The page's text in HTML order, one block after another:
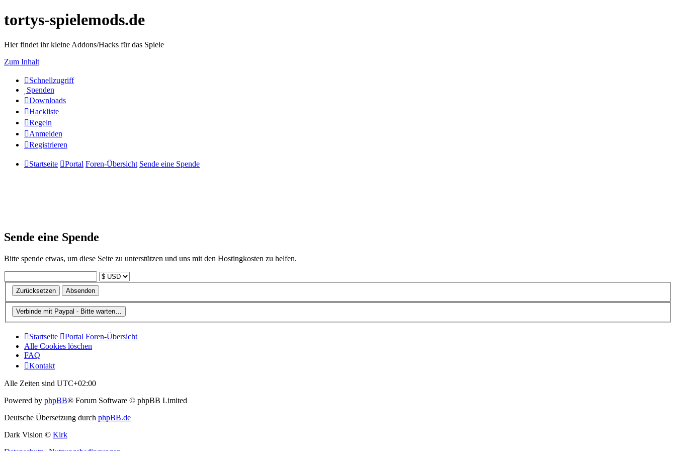
tortys-spielemods.de
Hier findet ihr kleine Addons/Hacks für das Spiele
Zum Inhalt
Schnellzugriff
Spenden
Downloads
Hackliste
Regeln
Anmelden
Registrieren
Startseite Portal Foren-Übersicht Sende eine Spende
Sende eine Spende
Bitte spende etwas, um diese Seite zu unterstützen und uns mit den Hostingkosten zu helfen.
Startseite Portal Foren-Übersicht
Alle Cookies löschen
FAQ
Kontakt
Alle Zeiten sind UTC+02:00
Powered by phpBB® Forum Software © phpBB Limited
Deutsche Übersetzung durch phpBB.de
Dark Vision © Kirk